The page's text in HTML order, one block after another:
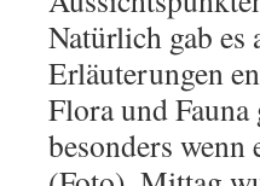
Natürlich gab
Erläuterungen
Flora und Fauna
besonders